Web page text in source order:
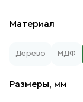
Материал
Дерево МДФ
Размеры, мм